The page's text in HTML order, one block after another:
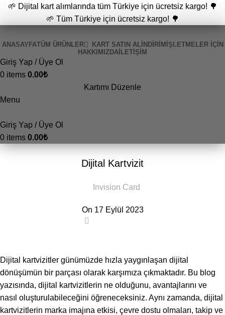
🌱 Dijital kart alımlarında tüm Türkiye için ücretsiz kargo! 🌳
🌱 Tüm Türkiye için ücretsiz kargo! 🌳
ANASAYFATÜM ÜRÜNLER KART SATIN ALİNDİRİM İŞLETMELER İÇIN
HAKKIMIZDA İLETIŞIM
Giriş Yap / Üye Ol
0 items 0.00₺
Kartımı Düzenle
Menu
Giriş Yap / Üye Ol
0 items 0.00₺
Dijital Kartvizit
Invision Card
On 17 Eylül 2023
Dijital kartvizitler günümüzde hızla yaygınlaşan dijital
dönüşümün bir parçası olarak karşımıza çıkmaktadır. Bu blog
yazısında, dijital kartvizitlerin ne olduğunu, avantajlarını ve
nasıl oluşturulabileceğini öğreneceksiniz. Aynı zamanda, dijital
kartvizitlerin marka imajına etkisi, çevre dostu olmaları, takip ve